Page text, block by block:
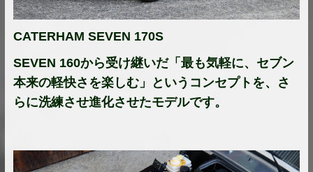
CATERHAM SEVEN 170S
SEVEN 160から受け継いだ「最も気軽に、セブン
本来の軽快さを楽しむ」というコンセプトを、さ
らに洗練させ進化させたモデルです。